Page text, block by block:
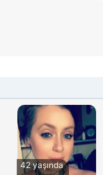
42 yaşında